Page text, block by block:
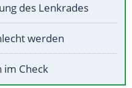
des Lenkrades
werden
im Check